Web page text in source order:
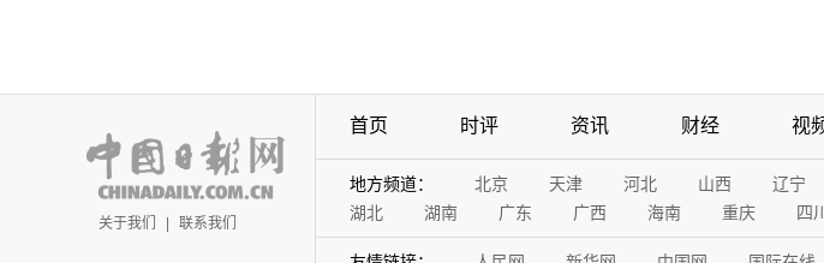
关于我们 | 联系我们
首页 时评 资讯 财经 视
地方频道： 北京 天津 河北 山西 辽宁
湖北
湖南 广东 广西 海南 重庆 四川